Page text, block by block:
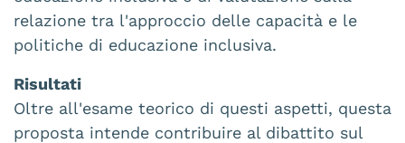
relazione tra l'approccio delle capacità e le
politiche di educazione inclusiva.
Risultati
Oltre all'esame teorico di questi aspetti, questa
proposta intende contribuire al dibattito sul